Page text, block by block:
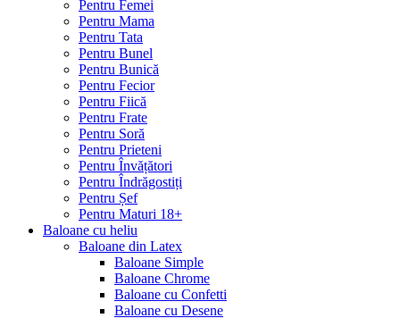
Pentru Femei
Pentru Mama
Pentru Tata
Pentru Bunel
Pentru Bunică
Pentru Fecior
Pentru Fiică
Pentru Frate
Pentru Soră
Pentru Prieteni
Pentru Învățători
Pentru Îndrăgostiți
Pentru Șef
Pentru Maturi 18+
Baloane cu heliu
Baloane din Latex
Baloane Simple
Baloane Chrome
Baloane cu Confetti
Baloane cu Desene